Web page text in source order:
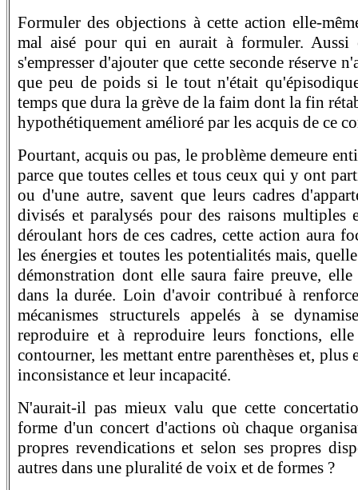
Formuler des objections à cette action elle-
mal aisé pour qui en aurait à formuler. Aussi
s'empresser d'ajouter que cette seconde réserve
que peu de poids si le tout n'était
temps que dura la grève de la faim dont la fin
hypothétiquement amélioré par les acquis de ce
Pourtant, acquis ou pas, le problème demeure
parce que toutes celles et tous ceux qui y ont
ou d'une autre, savent que leurs cadres
divisés et paralysés pour des raisons multiples
déroulant hors de ces cadres, cette action aura
les énergies et toutes les potentialités mais,
démonstration dont elle saura faire preuve,
dans la durée. Loin d'avoir contribué à
mécanismes structurels appelés à se
reproduire et à reproduire leurs fonctions,
contourner, les mettant entre parenthèses et,
inconsistance et leur incapacité.
N'aurait-il pas mieux valu que cette
forme d'un concert d'actions où chaque
propres revendications et selon ses propres
autres dans une pluralité de voix et de formes ?